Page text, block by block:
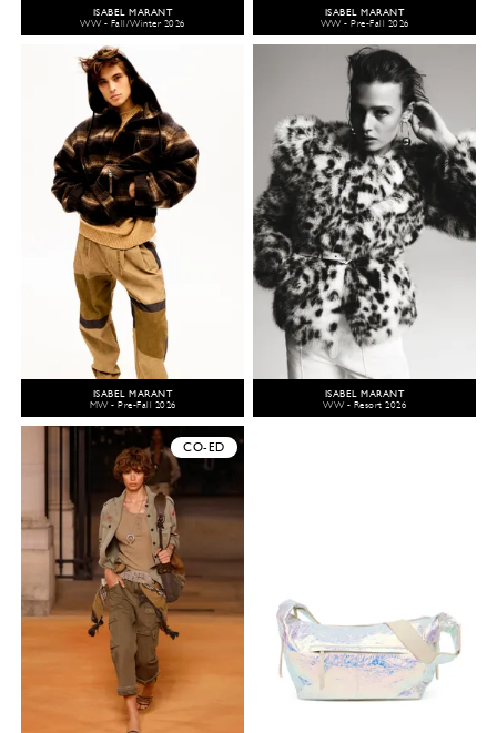
ISABEL MARANT
WW - Fall/Winter 2026
ISABEL MARANT
WW - Pre-Fall 2026
ISABEL MARANT
MW - Pre-Fall 2026
ISABEL MARANT
WW - Resort 2026
CO-ED